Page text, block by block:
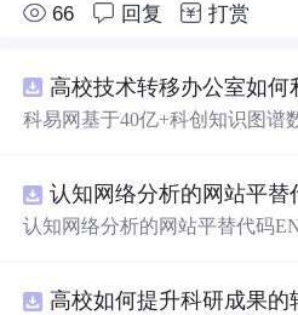
66 回复 打赏
科易网基于40亿+科创知识图谱
新领域的AI+数智化解决方案，
智能化发展。
认知网络分析的网站平替代码
高校如何提升科研成果的